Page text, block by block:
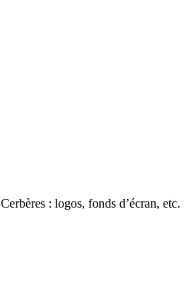
: logos, fonds d’écran, etc.